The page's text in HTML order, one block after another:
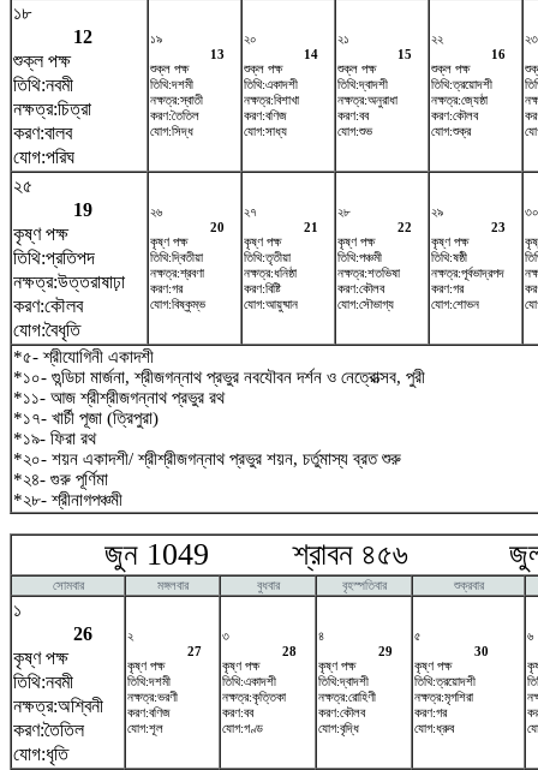
১৮
12
শুক্ল পক্ষ
তিথি:নবমী
নক্ষত্র:চিত্রা
করণ:বালব
যোগ:পরিঘ
১৯
13
শুক্ল পক্ষ
তিথি:দশমী
নক্ষত্র:স্বাতী
করণ:তৈতিল
যোগ:সিদ্ধ
২০
14
শুক্ল পক্ষ
তিথি:একাদশী
নক্ষত্র:বিশাখা
করণ:বণিজ
যোগ:সাধ্য
২১
15
শুক্ল পক্ষ
তিথি:দ্বাদশী
নক্ষত্র:অনুরাধা
করণ:বব
যোগ:শুভ
২২
16
শুক্ল পক্ষ
তিথি:ত্রয়োদশী
নক্ষত্র:জ্যেষ্ঠা
করণ:কৌলব
যোগ:শুক্র
২৩
২৫
19
কৃষ্ণ পক্ষ
তিথি:প্রতিপদ
নক্ষত্র:উত্তরাষাঢ়া
করণ:কৌলব
যোগ:বৈধৃতি
২৬
20
কৃষ্ণ পক্ষ
তিথি:দ্বিতীয়া
নক্ষত্র:শ্রবণা
করণ:গর
যোগ:বিষ্কুম্ভ
২৭
21
কৃষ্ণ পক্ষ
তিথি:তৃতীয়া
নক্ষত্র:ধনিষ্ঠা
করণ:বিষ্টি
যোগ:আয়ুষ্মান
২৮
22
কৃষ্ণ পক্ষ
তিথি:পঞ্চমী
নক্ষত্র:শতভিষ‌া
করণ:কৌলব
যোগ:সৌভাগ্য
২৯
23
কৃষ্ণ পক্ষ
তিথি:ষষ্ঠী
নক্ষত্র:পূর্বভাদ্রপদ
করণ:গর
যোগ:শোভন
৩০
*৫- শ্রীযোগিনী একাদশী
*১০- গুন্ডিচা মার্জনা, শ্রীজগন্নাথ প্রভুর নবযৌবন দর্শন ও নেত্রোত্সব, পুরী
*১১- আজ শ্রীশ্রীজগন্নাথ প্রভুর রথ
*১৭- খার্চী পূজা (ত্রিপুরা)
*১৯- ফিরা রথ
*২০- শয়ন একাদশী/ শ্রীশ্রীজগন্নাথ প্রভুর শয়ন, চর্তুমাস্য ব্রত শুরু
*২৪- গুরু পূর্ণিমা
*২৮- শ্রীনাগপঞ্চমী
জুন 1049 শ্রাবন ৪৫৬
সোমবার মঙ্গলবার বুধবার বৃহস্পতিবার শুক্রবার
১
26
কৃষ্ণ পক্ষ
তিথি:নবমী
নক্ষত্র:অশ্বিনী
করণ:তৈতিল
যোগ:ধৃতি
২
27
কৃষ্ণ পক্ষ
তিথি:দশমী
নক্ষত্র:ভরণী
করণ:বণিজ
যোগ:শূল
৩
28
কৃষ্ণ পক্ষ
তিথি:একাদশী
নক্ষত্র:কৃত্তিকা
করণ:বব
যোগ:গণ্ড
৪
29
কৃষ্ণ পক্ষ
তিথি:দ্বাদশী
নক্ষত্র:রোহিণী
করণ:কৌলব
যোগ:বৃদ্ধি
৫
30
কৃষ্ণ পক্ষ
তিথি:ত্রয়োদশী
নক্ষত্র:মৃগশিরা
করণ:গর
যোগ:ধ্রুব
৬